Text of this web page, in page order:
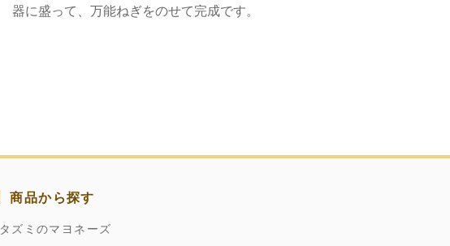
器に盛って、万能ねぎをのせて完成です。
商品から探す
タズミのマヨネーズ